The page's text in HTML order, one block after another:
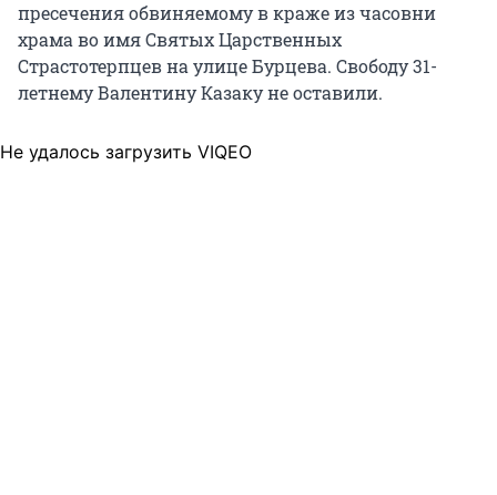
пресечения обвиняемому в краже из часовни
храма во имя Святых Царственных
Страстотерпцев на улице Бурцева. Свободу 31-
летнему Валентину Казаку не оставили.
Не удалось загрузить VIQEO